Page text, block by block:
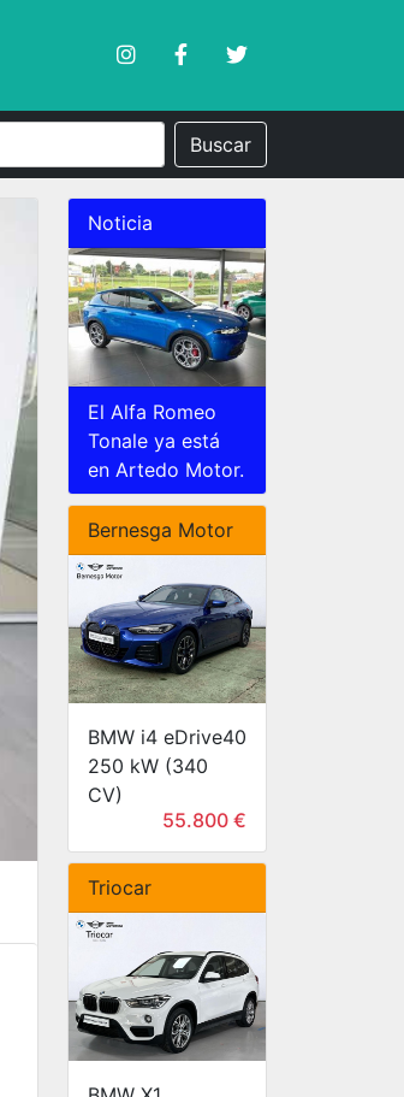
Buscar
Noticia
El Alfa Romeo
Tonale ya está
en Artedo Motor.
Bernesga Motor
BMW i4 eDrive40
250 kW (340
CV)
55.800 €
Triocar